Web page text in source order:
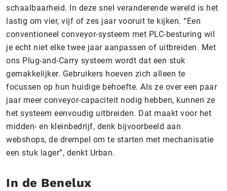
schaalbaarheid. In deze snel veranderende wereld is het
lastig om vier, vijf of zes jaar vooruit te kijken. “Een
conventioneel conveyor-systeem met PLC-besturing wil
je echt niet elke twee jaar aanpassen of uitbreiden. Met
ons Plug-and-Carry systeem wordt dat een stuk
gemakkelijker. Gebruikers hoeven zich alleen te
focussen op hun huidige behoefte. Als ze over een paar
jaar meer conveyor-capaciteit nodig hebben, kunnen ze
het systeem eenvoudig uitbreiden. Dat maakt voor het
midden- en kleinbedrijf, denk bijvoorbeeld aan
webshops, de drempel om te starten met mechanisatie
een stuk lager”, denkt Urban.
In de Benelux